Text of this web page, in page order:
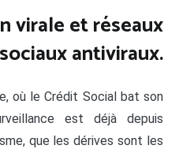
virale et réseaux
sociaux antiviraux.
où le Crédit Social bat son
est déjà depuis
que les dérives sont les